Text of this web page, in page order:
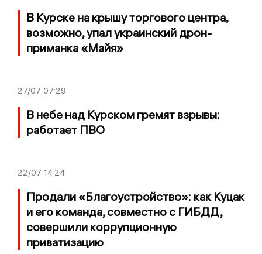
В Курске на крышу торгового центра,
возможно, упал украинский дрон-
приманка «Майя»
27/07 07:29
В небе над Курском гремят взрывы:
работает ПВО
22/07 14:24
Продали «Благоустройство»: как Куцак
и его команда, совместно с ГИБДД,
совершили коррупционную
приватизацию